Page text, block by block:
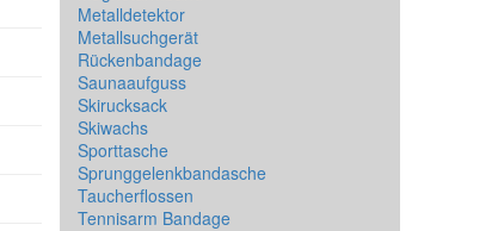
Metalldetektor
Metallsuchgerät
Rückenbandage
Saunaaufguss
Skirucksack
Skiwachs
Sporttasche
Sprunggelenkbandasche
Taucherflossen
Tennisarm Bandage